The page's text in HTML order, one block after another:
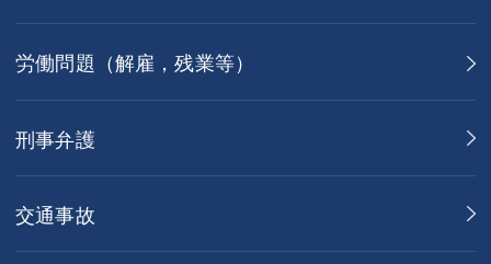
労働問題（解雇，残業等）
刑事弁護
交通事故